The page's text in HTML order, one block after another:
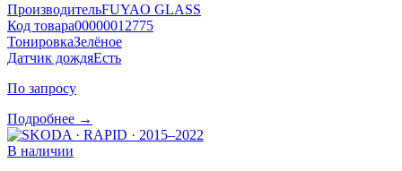
ПроизводительFUYAO GLASS
Код товара00000012775
ТонировкаЗелёное
Датчик дождяЕсть
По запросу
Подробнее →
В наличии